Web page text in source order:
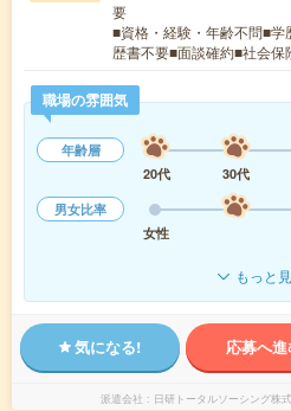
要
■資格・経験・年齢不問■
歴書不要■面談確約■社会
職場の雰囲気
年齢層
20代
30代
男女比率
女性
もっと
気になる! 応募へ
派遣会社 日研トータルソーシング株